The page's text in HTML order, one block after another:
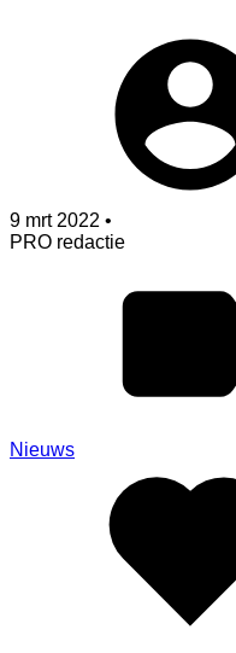
9 mrt 2022 •
PRO redactie
Nieuws